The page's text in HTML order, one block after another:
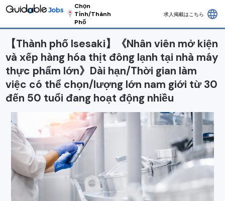
Chọn
Tỉnh/Thành
Phố
求人掲載はこちら language
【Thành phố Isesaki】《Nhân viên mở kiện
và xếp hàng hóa thịt đông lạnh tại nhà máy
thực phẩm lớn》Dài hạn/Thời gian làm
việc có thể chọn/lượng lớn nam giới từ 30
đến 50 tuổi đang hoạt động nhiều